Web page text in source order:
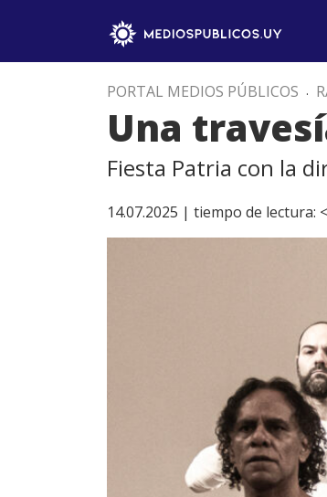
PORTAL MEDIOS PÚBLICOS .
Una
Fiesta Patria con la
14.07.2025 | tiempo de lectura: